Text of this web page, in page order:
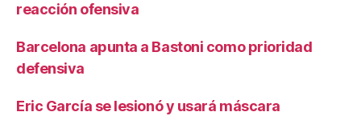
reacción ofensiva
Barcelona apunta a Bastoni como prioridad
defensiva
Eric García se lesionó y usará máscara